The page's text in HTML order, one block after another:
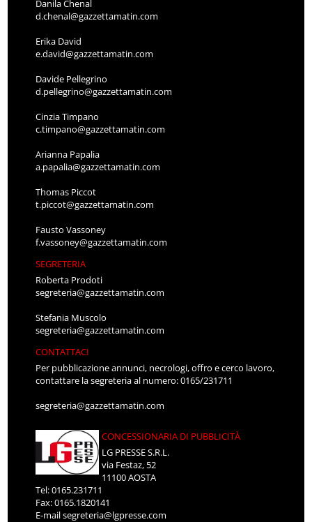
Danila Chenal
d.chenal@gazzettamatin.com
Erika David
e.david@gazzettamatin.com
Davide Pellegrino
d.pellegrino@gazzettamatin.com
Cinzia Timpano
c.timpano@gazzettamatin.com
Arianna Papalia
a.papalia@gazzettamatin.com
Thomas Piccot
t.piccot@gazzettamatin.com
Fausto Vassoney
f.vassoney@gazzettamatin.com
SEGRETERIA
Roberta Prodoti
segreteria@gazzettamatin.com
Stefania Muscolo
segreteria@gazzettamatin.com
CONTATTACI
Per pubblicazione annunci, necrologi, offro e cerco lavoro,
contattare la segreteria al numero: 0165/231711
segreteria@gazzettamatin.com
CONCESSIONARIA DI PUBBLICITÀ
LG PRESSE S.R.L.
via Festaz, 52
11100 AOSTA
Tel: 0165.231711
Fax: 0165.1820141
E-mailsegreteria@lgpresse.com